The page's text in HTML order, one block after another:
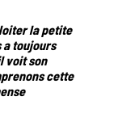
la petite
a toujours
voit son
cette